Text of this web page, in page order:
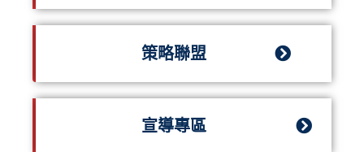
策略聯盟
宣導專區